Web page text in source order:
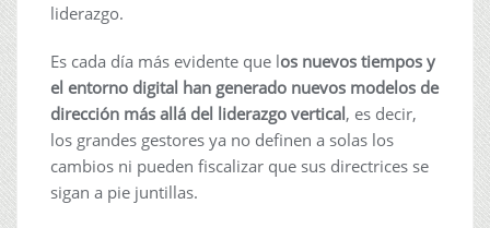
liderazgo.
Es cada día más evidente que los nuevos tiempos y
el entorno digital han generado nuevos modelos de
dirección más allá del liderazgo vertical, es decir,
los grandes gestores ya no definen a solas los
cambios ni pueden fiscalizar que sus directrices se
sigan a pie juntillas.